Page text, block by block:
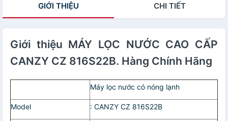
GIỚI THIỆU CHI TIẾT
Giới thiệu MÁY LỌC NƯỚC CAO CẤP
CANZY CZ 816S22B. Hàng Chính Hãng
Máy lọc nước có nóng lạnh
Model : CANZY CZ 816S22B